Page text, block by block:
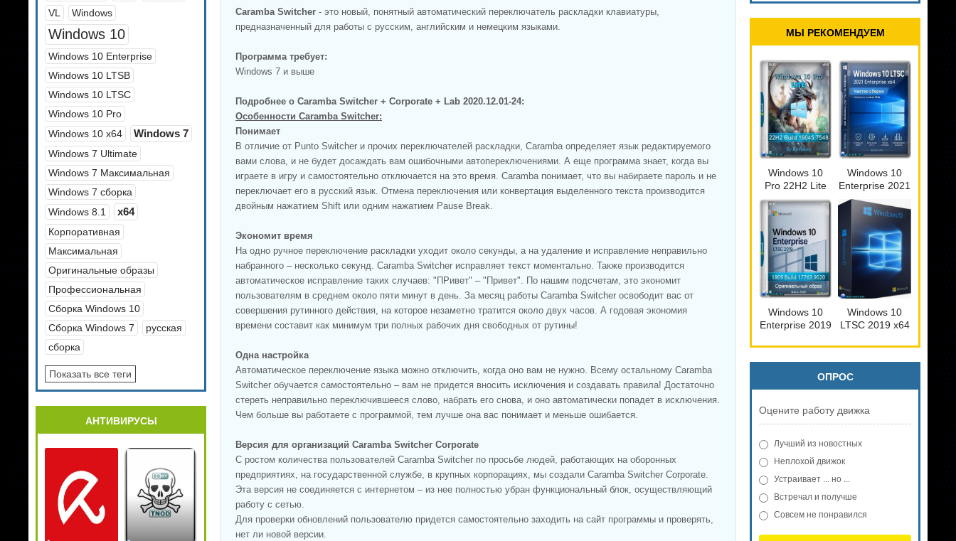
Caramba Switcher - это новый, понятный автоматический переключатель раскладки клавиатуры,
предназначенный для работы с русским, английским и немецким языками.
Программа требует:
Windows 7 и выше
Подробнее о Caramba Switcher + Corporate + Lab 2020.12.01-24:
Особенности Caramba Switcher:
Понимает
В отличие от Punto Switcher и прочих переключателей раскладки, Caramba определяет язык редактируемого
вами слова, и не будет досаждать вам ошибочными автопереключениями. А еще программа знает, когда вы
играете в игру и самостоятельно отключается на это время. Caramba понимает, что вы набираете пароль и не
переключает его в русский язык. Отмена переключения или конвертация выделенного текста производится
двойным нажатием Shift или одним нажатием Pause Break.
Экономит время
На одно ручное переключение раскладки уходит около секунды, а на удаление и исправление неправильно
набранного – несколько секунд. Caramba Switcher исправляет текст моментально. Также производится
автоматическое исправление таких случаев: "ПРивет" – "Привет". По нашим подсчетам, это экономит
пользователям в среднем около пяти минут в день. За месяц работы Caramba Switcher освободит вас от
совершения рутинного действия, на которое незаметно тратится около двух часов. А годовая экономия
времени составит как минимум три полных рабочих дня свободных от рутины!
Одна настройка
Автоматическое переключение языка можно отключить, когда оно вам не нужно. Всему остальному Caramba
Switcher обучается самостоятельно – вам не придется вносить исключения и создавать правила! Достаточно
стереть неправильно переключившееся слово, набрать его снова, и оно автоматически попадет в исключения.
Чем больше вы работаете с программой, тем лучше она вас понимает и меньше ошибается.
Версия для организаций Caramba Switcher Corporate
С ростом количества пользователей Caramba Switcher по просьбе людей, работающих на оборонных
предприятиях, на государственной службе, в крупных корпорациях, мы создали Caramba Switcher Corporate.
Эта версия не соединяется с интернетом – из нее полностью убран функциональный блок, осуществляющий
работу с сетью.
Для проверки обновлений пользователю придется самостоятельно заходить на сайт программы и проверять,
нет ли новой версии.
VL
Windows
Windows 10
Windows 10 Enterprise
Windows 10 LTSB
Windows 10 LTSC
Windows 10 Pro
Windows 10 x64
Windows 7
Windows 7 Ultimate
Windows 7 Максимальная
Windows 7 сборка
Windows 8.1
x64
Корпоративная
Максимальная
Оригинальные образы
Профессиональная
Сборка Windows 10
Сборка Windows 7
русская
сборка
Показать все теги
АНТИВИРУСЫ
(Ru)
[09/12/2019]
'Максимальная'
МЫ РЕКОМЕНДУЕМ
Windows 10
Pro 22H2 Lite
Build
19045.7548 by
Windows 10
Enterprise 2021
LTSC x64 Full
version Июль
Windows 10
Enterprise 2019
2026
Windows 10
LTSC 2019 x64
07.2026
ОПРОС
Оцените работу движка
Лучший из новостных
Неплохой движок
Устраивает ... но ...
Встречал и получше
Совсем не понравился